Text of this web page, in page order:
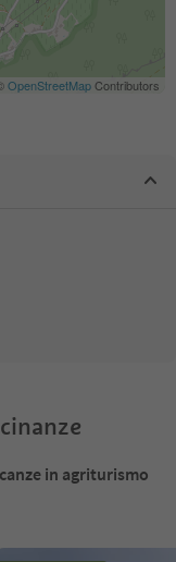
OpenStreetMapContributors
in agriturismo